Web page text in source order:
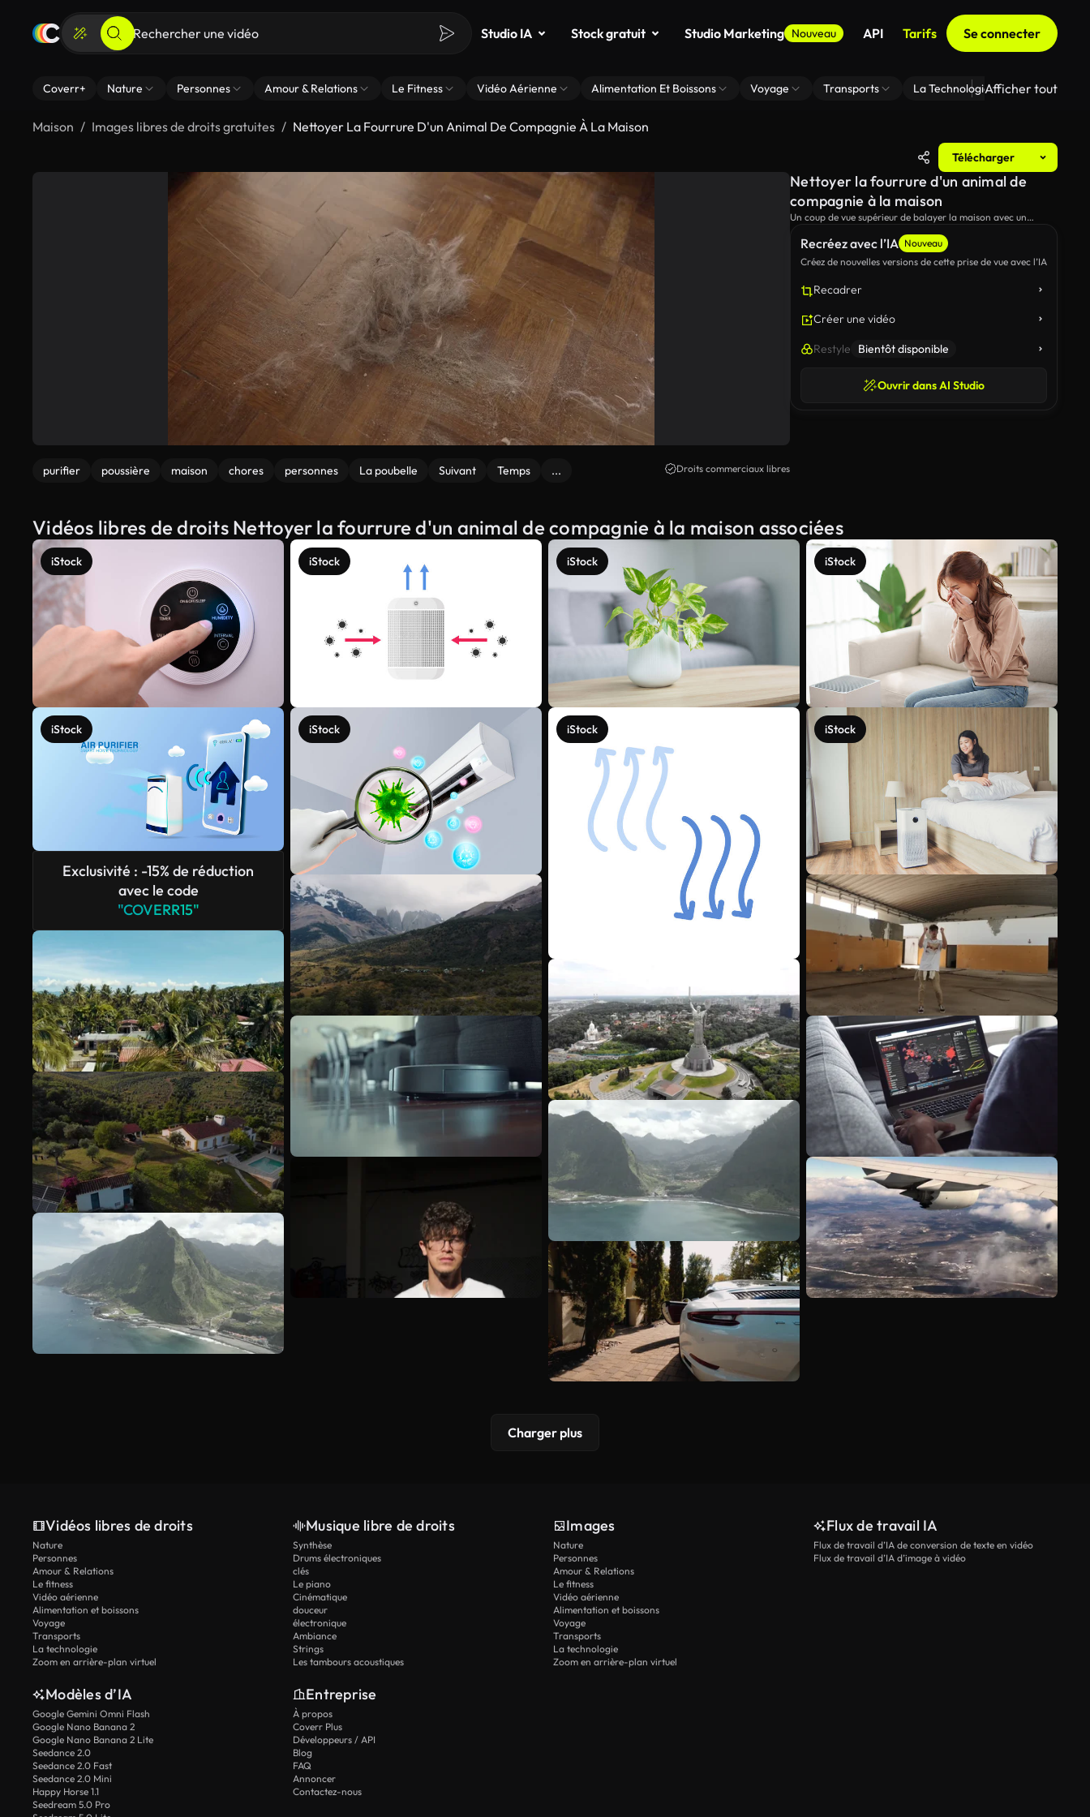
Studio IA Stock gratuit Studio Marketing Nouveau API Tarifs Se connecter
Coverr+ Nature Personnes Amour & Relations Le Fitness Vidéo Aérienne Alimentation Et Boissons Voyage Transports La Technologie Zoom En
Afficher tout
Maison Images libres de droits gratuites Nettoyer La Fourrure D'un Animal De Compagnie À La Maison
Télécharger
purifier poussière maison chores personnes La poubelle Suivant Temps ... Droits commerciaux libres
Recréez avec l’IA Nouveau
Créez de nouvelles versions de cette prise de vue avec l’IA
Recadrer
Créer une vidéo
Restyle Bientôt disponible
Ouvrir dans AI Studio
Nettoyer la fourrure d'un animal de
compagnie à la maison
Un coup de vue supérieur de balayer la maison avec un
Vidéos libres de droits Nettoyer la fourrure d'un animal de compagnie à la maison associées
iStock
iStock
Exclusivité : -15% de réduction
avec le code
"COVERR15"
iStock
iStock
iStock
iStock
iStock
iStock
Voir plus
Charger plus
Vidéos libres de droits
Nature
Personnes
Amour & Relations
Le fitness
Vidéo aérienne
Alimentation et boissons
Voyage
Transports
La technologie
Zoom en arrière-plan virtuel
Musique libre de droits
Synthèse
Drums électroniques
clés
Le piano
Cinématique
douceur
électronique
Ambiance
Strings
Les tambours acoustiques
Images
Nature
Personnes
Amour & Relations
Le fitness
Vidéo aérienne
Alimentation et boissons
Voyage
Transports
La technologie
Zoom en arrière-plan virtuel
Flux de travail IA
Flux de travail d’IA de conversion de texte en vidéo
Flux de travail d’IA d’image à vidéo
Modèles d’IA
Google Gemini Omni Flash
Google Nano Banana 2
Google Nano Banana 2 Lite
Seedance 2.0
Seedance 2.0 Fast
Seedance 2.0 Mini
Happy Horse 1.1
Seedream 5.0 Pro
Entreprise
À propos
Coverr Plus
Développeurs / API
Blog
FAQ
Annoncer
Contactez-nous